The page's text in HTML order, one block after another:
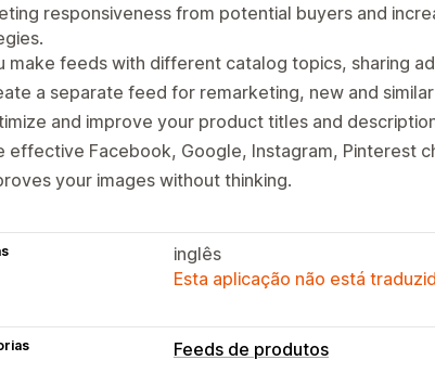
responsiveness from potential buyers and
make feeds with different catalog topics, sharing
a separate feed for remarketing, new and
and improve your product titles and
effective Facebook, Google, Instagram, Pinterest
your images without thinking.
inglês
Esta aplicação não está
Feeds de produtos